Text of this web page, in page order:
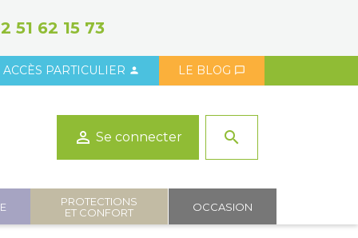
51 62 15 73
ACCÈS PARTICULIER  LE BLOG 
 Se connecter search
PROTECTIONS
ET CONFORT
OCCASION